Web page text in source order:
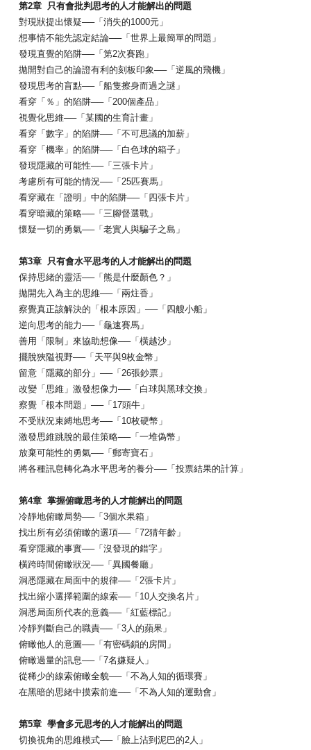
第2章 只有會批判思考的人才能解出的問題
對現狀提出懷疑──「消失的1000元」
想事情不能先認定結論──「世界上最簡單的問題」
發現直覺的陷阱──「第2次賽跑」
拋開對自己的論證有利的刻板印象──「逆風的飛機」
發現思考的盲點──「船隻擦身而過之謎」
看穿「％」的陷阱──「200個產品」
視覺化思維──「某國的生育計畫」
看穿「數字」的陷阱──「不可思議的加薪」
看穿「機率」的陷阱──「白色球的箱子」
發現隱藏的可能性──「三張卡片」
考慮所有可能的情況──「25匹賽馬」
看穿藏在「證明」中的陷阱──「四張卡片」
看穿暗藏的策略──「三腳督選戰」
懷疑一切的勇氣──「老實人與騙子之島」
第3章 只有會水平思考的人才能解出的問題
保持思緒的靈活──「熊是什麼顏色？」
拋開先入為主的思維──「兩炷香」
察覺真正該解決的「根本原因」──「四艘小船」
逆向思考的能力──「龜速賽馬」
善用「限制」來協助想像──「橫越沙」
擺脫狹隘視野──「天平與9枚金幣」
留意「隱藏的部分」──「26張鈔票」
改變「思維」激發想像力──「白球與黑球交換」
察覺「根本問題」──「17頭牛」
不受狀況束縛地思考──「10枚硬幣」
激發思維跳脫的最佳策略──「一堆偽幣」
放棄可能性的勇氣──「郵寄寶石」
將各種訊息轉化為水平思考的養分──「投票結果的計算」
第4章 掌握俯瞰思考的人才能解出的問題
冷靜地俯瞰局勢──「3個水果箱」
找出所有必須俯瞰的選項──「72猜年齡」
看穿隱藏的事實──「沒發現的錯字」
橫跨時間俯瞰狀況──「異國餐廳」
洞悉隱藏在局面中的規律──「2張卡片」
找出縮小選擇範圍的線索──「10人交換名片」
洞悉局面所代表的意義──「紅藍標記」
冷靜判斷自己的職責──「3人的蘋果」
俯瞰他人的意圖──「有密碼鎖的房間」
俯瞰過量的訊息──「7名嫌疑人」
從稀少的線索俯瞰全貌──「不為人知的循環賽」
在黑暗的思緒中摸索前進──「不為人知的運動會」
第5章 學會多元思考的人才能解出的問題
切換視角的思維模式──「臉上沾到泥巴的2人」